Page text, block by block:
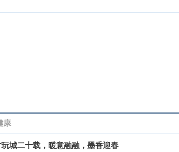
康
玩城二十载，暖意融融，墨香迎春